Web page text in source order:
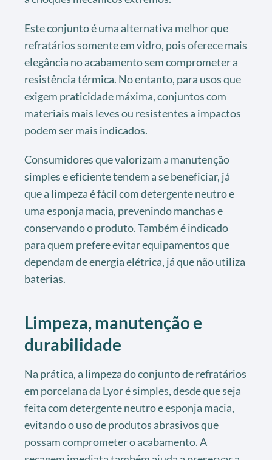
Este conjunto é uma alternativa melhor que
refratários somente em vidro, pois oferece mais
elegância no acabamento sem comprometer a
resistência térmica. No entanto, para usos que
exigem praticidade máxima, conjuntos com
materiais mais leves ou resistentes a impactos
podem ser mais indicados.
Consumidores que valorizam a manutenção
simples e eficiente tendem a se beneficiar, já
que a limpeza é fácil com detergente neutro e
uma esponja macia, prevenindo manchas e
conservando o produto. Também é indicado
para quem prefere evitar equipamentos que
dependam de energia elétrica, já que não utiliza
baterias.
Limpeza, manutenção e
durabilidade
Na prática, a limpeza do conjunto de refratários
em porcelana da Lyor é simples, desde que seja
feita com detergente neutro e esponja macia,
evitando o uso de produtos abrasivos que
possam comprometer o acabamento. A